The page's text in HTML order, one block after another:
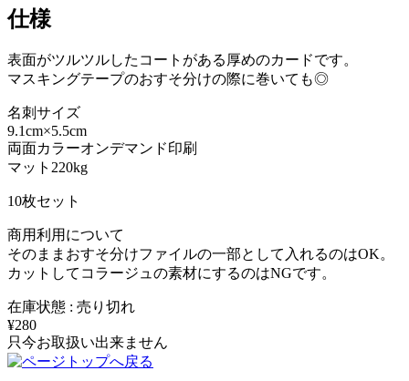
仕様
表面がツルツルしたコートがある厚めのカードです。
マスキングテープのおすそ分けの際に巻いても◎
名刺サイズ
9.1cm×5.5cm
両面カラーオンデマンド印刷
マット220kg
10枚セット
商用利用について
そのままおすそ分けファイルの一部として入れるのはOK。
カットしてコラージュの素材にするのはNGです。
在庫状態 : 売り切れ
¥280
只今お取扱い出来ません